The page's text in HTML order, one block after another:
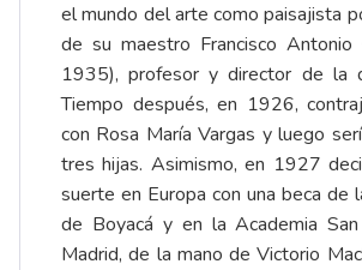
el mundo del arte como paisajista
de su maestro Francisco
1935), profesor y director de la
Tiempo después, en 1926,
con Rosa María Vargas y luego
tres hijas. Asimismo, en 1927
suerte en Europa con una beca de
de Boyacá y en la Academia
Madrid, de la mano de Victorio